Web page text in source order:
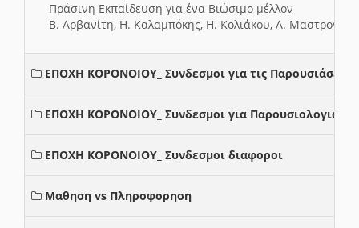
Πράσινη Εκπαίδευση για ένα Βιώσιμο μέλλον
Β. Αρβανίτη, Η. Καλαμπόκης, Η. Κολιάκου, Α.
ΕΠΟΧΗ ΚΟΡΟΝΟΙΟΥ_ Συνδεσμοι για τις Παρουσιάσεις
ΕΠΟΧΗ ΚΟΡΟΝΟΙΟΥ_ Συνδεσμοι για Παρουσιολογια
ΕΠΟΧΗ ΚΟΡΟΝΟΙΟΥ_ Συνδεσμοι διαφοροι
Μαθηση vs Πληροφορηση